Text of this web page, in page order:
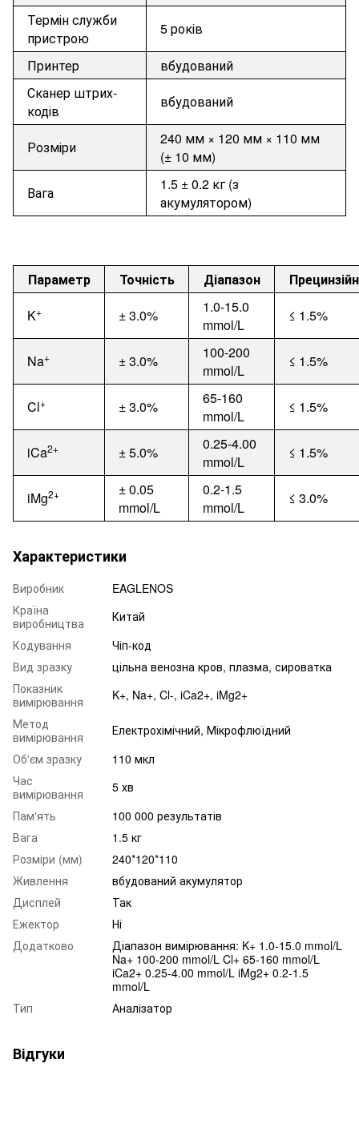
Термін служби
пристрою
5 років
Принтер
вбудований
Сканер штрих-
кодів
вбудований
Розміри
240 мм × 120 мм × 110 мм
(± 10 мм)
Вага
1.5 ± 0.2 кг (з
акумулятором)
Параметр Точність Діапазон
K+ ±3.0%
1.0-15.0
mmol/L
≤ 1.5%
Na+ ±3.0%
100-200
mmol/L
≤ 1.5%
Cl+ ±3.0%
65-160
mmol/L
≤ 1.5%
iCa2+ ±5.0%
0.25-4.00
mmol/L
≤ 1.5%
iMg2+ ±0.05
mmol/L
0.2-1.5
mmol/L
≤ 3.0%
Характеристики
Виробник
EAGLENOS
Країна
виробництва
Китай
Кодування
Чіп-код
Вид зразку
цільна венозна кров, плазма, сироватка
Показник
вимірювання
K+, Na+, Cl-, iCa2+, iMg2+
Метод
вимірювання
Електрохімічний, Мікрофлюїдний
Об'єм зразку
110 мкл
Час
вимірювання
5 хв
Пам'ять
100 000 результатів
Вага
1.5 кг
Розміри (мм)
240*120*110
Живлення
вбудований акумулятор
Дисплей
Так
Ежектор
Ні
Додатково
Діапазон вимірювання: K+ 1.0-15.0 mmol/L
Na+ 100-200 mmol/L Cl+ 65-160 mmol/L
iCa2+ 0.25-4.00 mmol/L iMg2+ 0.2-1.5
mmol/L
Тип
Аналізатор
Відгуки